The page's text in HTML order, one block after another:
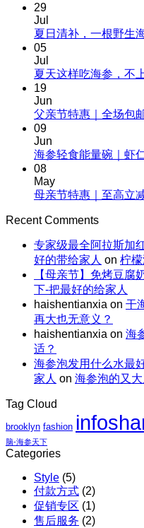
29
Jul
夏日清补，一根野生
05
Jul
夏天这样吃海参，不
19
Jun
父亲节特惠｜全场包
09
Jun
海参轻食能量碗｜虾
08
May
母亲节特惠｜至高立
Recent Comments
专家级最全阿拉斯加
好的带给家人 on 柠檬
【母亲节】免烤豆腐
下-把最好的给家人
haishentianxia on 干
再大也无意义？
haishentianxia on 海
适？
海参泡发用什么水最
家人 on 海参泡的又
Tag Cloud
brooklyn fashion
脑-海参天下
Categories
Style (5)
付款方式 (2)
促销专区 (1)
售后服务 (2)